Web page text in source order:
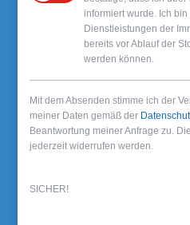
informiert wurde. Ich
Dienstleistungen der
bereits vor Ablauf der
werden können.
Mit dem Absenden stimme ich der
meiner Daten gemäß der
Beantwortung meiner Anfrage zu.
jederzeit widerrufen werden.
SICHER!